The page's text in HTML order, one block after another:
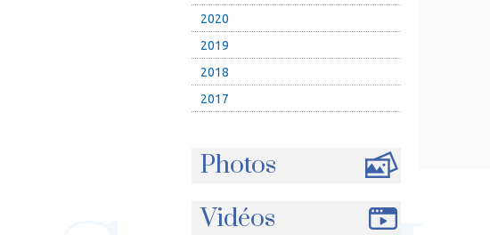
2020
2019
2018
2017
Photos
Vidéos